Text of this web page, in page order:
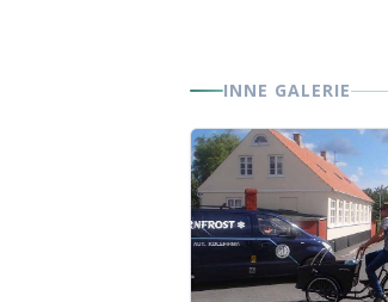
INNE GALERIE